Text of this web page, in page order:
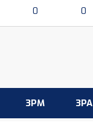
0 0
3PM 3PA